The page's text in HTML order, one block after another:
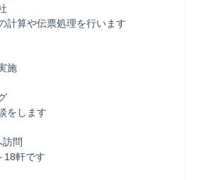
計算や伝票処理を行います
施
をします
問
18軒です